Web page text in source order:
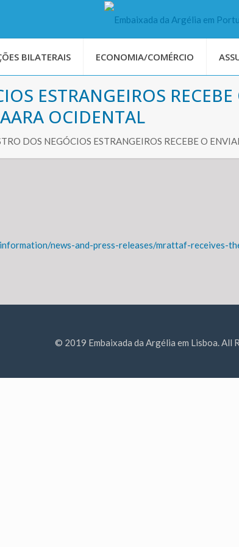
BILATERAIS ECONOMIA/COMÉRCIO
ESTRANGEIROS
OCIDENTAL
DOS NEGÓCIOS ESTRANGEIROS RECEBE O
news-and-press-releases/mrattaf-receives-
© 2019 Embaixada da Argélia em Lisboa. All